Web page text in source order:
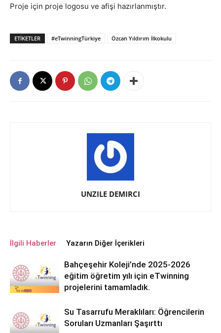
Proje için proje logosu ve afişi hazırlanmıştır.
ETIKETLER #eTwinningTürkiye Özcan Yıldırım İlkokulu
UNZILE DEMIRCI
İlgili Haberler Yazarın Diğer İçerikleri
Bahçeşehir Koleji’nde 2025-2026
eğitim öğretim yılı için eTwinning
projelerini tamamladık.
Su Tasarrufu Meraklıları: Öğrencilerin
Soruları Uzmanları Şaşırttı